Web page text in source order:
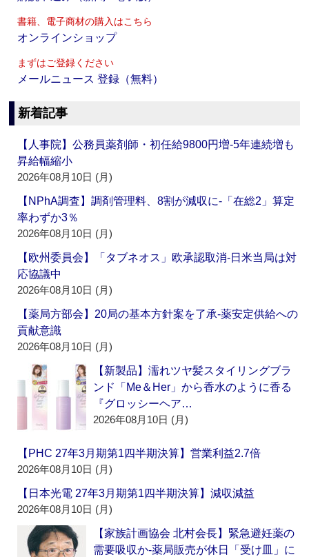
書籍、電子商材の購入はこちら
オンラインショップ
まずはご登録ください
メールニュース 登録（無料）
新着記事
【人事院】公務員薬剤師・初任給9800円増‐5年連続増も
昇給幅縮小
2026年08月10日 (月)
【NPhA調査】調剤管理料、8割が減収に‐「在総2」算定
率わずか3％
2026年08月10日 (月)
【欧州委員会】「タブネオス」欧承認取消‐日米当局は対
応協議中
2026年08月10日 (月)
【薬局方部会】20局の基本方針案を了承‐薬安定供給への
貢献意識
2026年08月10日 (月)
【新製品】濡れツヤ髪スタイリングブラ
ンド「Me＆Her」から香水のように香る
『グロッシーヘア…
2026年08月10日 (月)
【PHC 27年3月期第1四半期決算】営業利益2.7倍
2026年08月10日 (月)
【日本光電 27年3月期第1四半期決算】減収減益
2026年08月10日 (月)
【家族計画協会 北村会長】緊急避妊薬の
需要吸収か‐薬局販売が休日「受け皿」に